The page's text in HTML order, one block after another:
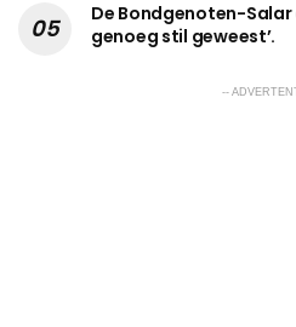
De Bondgenoten-
genoeg stil geweest’.
--